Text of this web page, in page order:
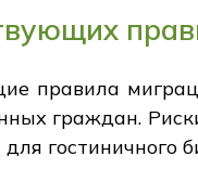
правила
граждан.
гостиничного